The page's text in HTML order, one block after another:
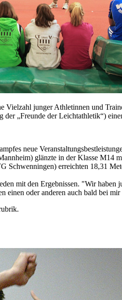
junger Athletinnen und
„Freunde der Leichtathletik“)
neue
glänzte in der Klasse M14
Schwenningen) erreichten 18,31
mit den Ergebnissen. "Wir
einen oder anderen auch bald bei